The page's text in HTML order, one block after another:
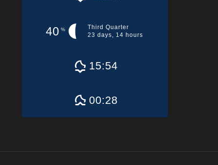
40 %
Third Quarter
23 days, 14 hours
15:54
00:28